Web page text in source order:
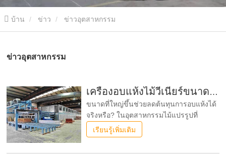
บ้าน ข่าว ข่าวอุตสาหกรรม
ข่าวอุตสาหกรรม
เครื่องอบแห้งไม้วีเนียร์ขนาดใหญ่ช่วยประหยัดเงินได้จริงหรือ?
ขนาดที่ใหญ่ขึ้นช่วยลดต้นทุนการอบแห้งได้
จริงหรือ? ในอุตสาหกรรมไม้แปรรูปที่
แข่งขันกันอย่างดุเดือดในปัจจุบัน ผู้ผลิตทุก
รายต่างมองหาวิธีลดค่าใช้จ่ายพร้อมกับ
เรียนรู้เพิ่มเติม